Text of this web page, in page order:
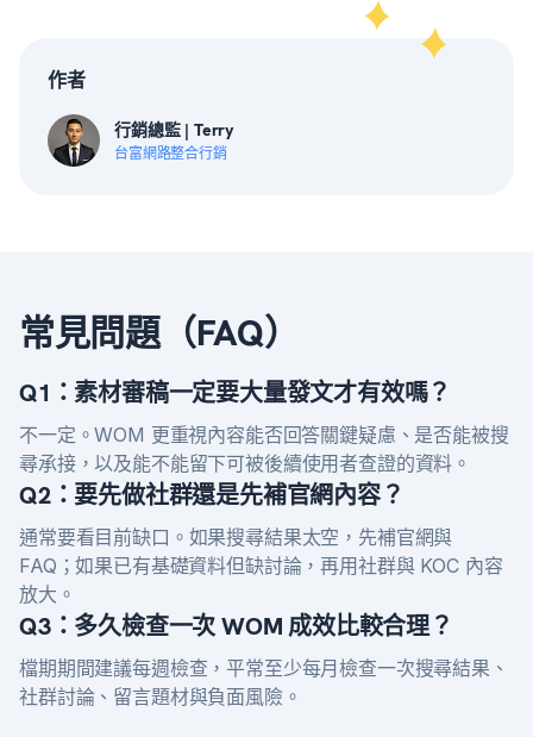
作者
行銷總監 | Terry
台富網路整合行銷
常見問題（FAQ）
Q1：素材審稿一定要大量發文才有效嗎？
不一定。WOM 更重視內容能否回答關鍵疑慮、是否能被搜
尋承接，以及能不能留下可被後續使用者查證的資料。
Q2：要先做社群還是先補官網內容？
通常要看目前缺口。如果搜尋結果太空，先補官網與
FAQ；如果已有基礎資料但缺討論，再用社群與 KOC 內容
放大。
Q3：多久檢查一次 WOM 成效比較合理？
檔期期間建議每週檢查，平常至少每月檢查一次搜尋結果、
社群討論、留言題材與負面風險。